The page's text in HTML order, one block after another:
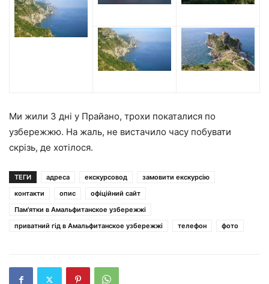
Ми жили 3 дні у Прайано, трохи покаталися по
узбережжю. На жаль, не вистачило часу побувати
скрізь, де хотілося.
ТЕГИ адреса екскурсовод
замовити екскурсію
контакти
опис
офіційний сайт
Пам'ятки в Амальфитанское узбережжі
приватний гід в Амальфитанское узбережжі
телефон фото